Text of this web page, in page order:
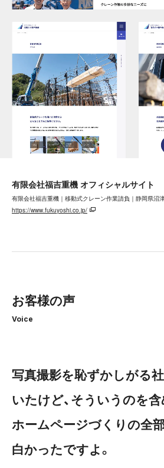
有限会社福吉重機 オフィシャルサイト
有限会社福吉重機｜移動式クレーン作業請負｜静岡県沼
https://www.fukuyoshi.co.jp/
お客様の声
Voice
写真撮影を恥ずかしがる
いたけど、そういうのを
ホームページづくりの全
白かったですよ。